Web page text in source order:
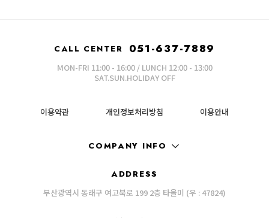
CALL CENTER 051-637-7889
MON-FRI 11:00 - 16:00 / LUNCH 12:00 - 13:00
SAT.SUN.HOLIDAY OFF
이용약관 개인정보처리방침 이용안내
COMPANY INFO
ADDRESS
부산광역시 동래구 여고북로 199 2층 타올미 (우 : 47824)